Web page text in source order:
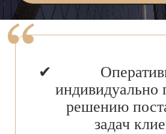
индивидуально
решению
задач